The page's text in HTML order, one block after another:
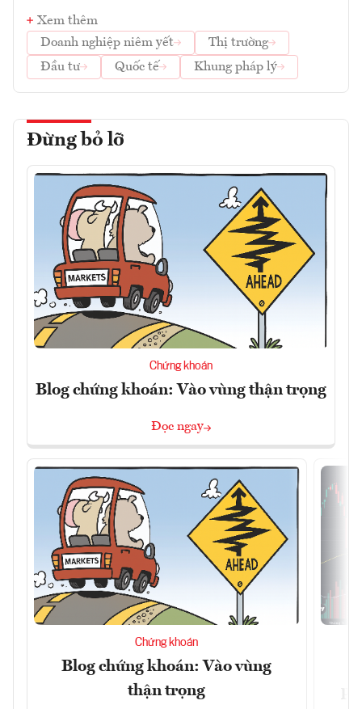
Xem thêm
Doanh nghiệp niêm yết
Thị trường
Đầu tư
Quốc tế Khung pháp lý
Đừng bỏ lỡ
Chứng khoán
Blog chứng khoán: Vào vùng thận trọng
Đọc ngay
Chứng khoán
Blog chứng khoán: Vào vùng
thận trọng